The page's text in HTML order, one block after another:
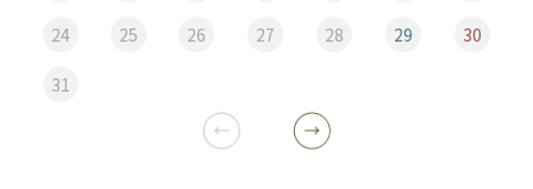
24 25 26 27 28 29 30
31